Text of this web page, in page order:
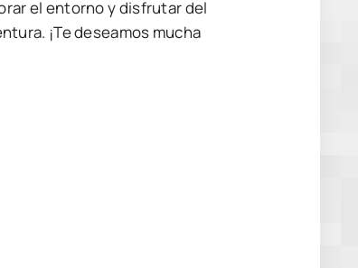
el entorno y disfrutar del
¡Te deseamos mucha